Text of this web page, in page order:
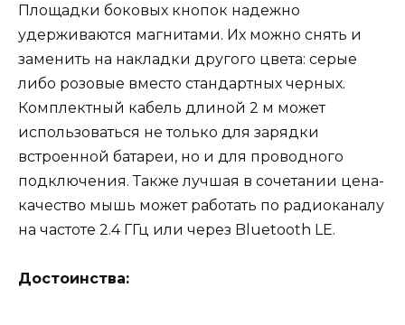
Площадки боковых кнопок надежно
удерживаются магнитами. Их можно снять и
заменить на накладки другого цвета: серые
либо розовые вместо стандартных черных.
Комплектный кабель длиной 2 м может
использоваться не только для зарядки
встроенной батареи, но и для проводного
подключения. Также лучшая в сочетании цена-
качество мышь может работать по радиоканалу
на частоте 2.4 ГГц или через Bluetooth LE.
Достоинства: